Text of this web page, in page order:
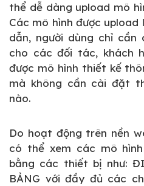
thể dễ dàng upload mô
Các mô hình được
dẫn, người dùng chỉ cần
cho các đối tác, khách
được mô hình thiết kế
mà không cần cài đặt
nào.
Do hoạt động trên nền
có thể xem các mô
bằng các thiết bị như:
BẢNG với đầy đủ các